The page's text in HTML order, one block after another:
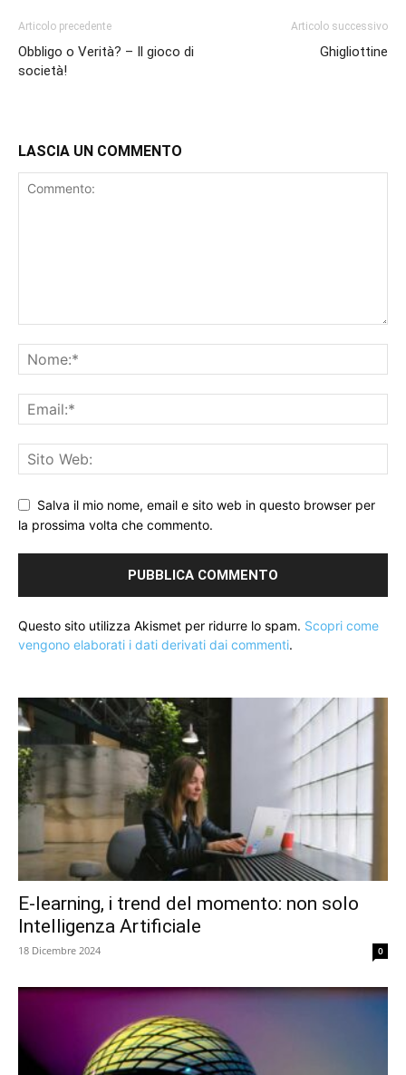
Articolo precedente
Obbligo o Verità? – Il gioco di
società!
Articolo successivo
Ghigliottine
LASCIA UN COMMENTO
Salva il mio nome, email e sito web in questo browser per
la prossima volta che commento.
Questo sito utilizza Akismet per ridurre lo spam. Scopri come
vengono elaborati i dati derivati dai commenti.
E-learning, i trend del momento: non solo
Intelligenza Artificiale
18 Dicembre 2024 0